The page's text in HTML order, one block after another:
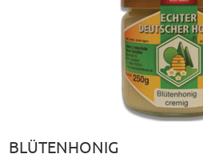
BLÜTENHONIG